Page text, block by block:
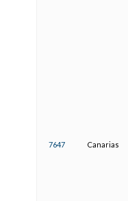
7647 Canarias